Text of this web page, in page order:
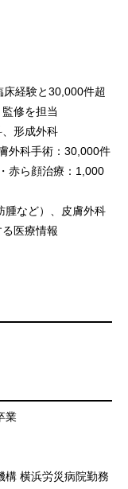
床経験と30,000件超
修を担当
形成外科
外科手術：30,000件
赤ら顔治療：1,000
腫など）、皮膚外科
医療情報
業
横浜労災病院勤務